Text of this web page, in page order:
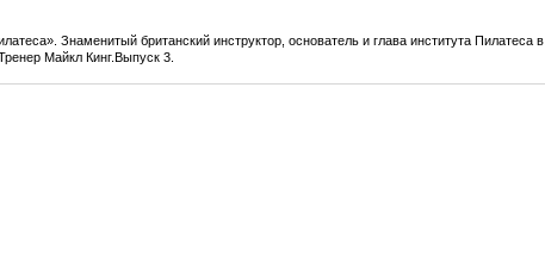
Знаменитый британский инструктор, основатель и глава института Пилатеса в
Майкл Кинг.Выпуск 3.